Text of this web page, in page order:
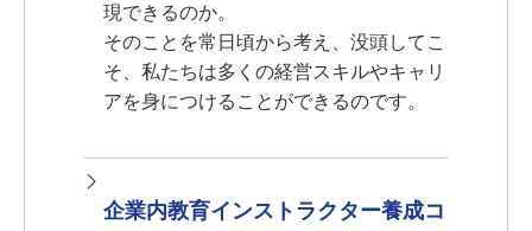
現できるのか。
そのことを常日頃から考え、没頭してこ
そ、私たちは多くの経営スキルやキャリ
アを身につけることができるのです。
企業内教育インストラクター養成コ